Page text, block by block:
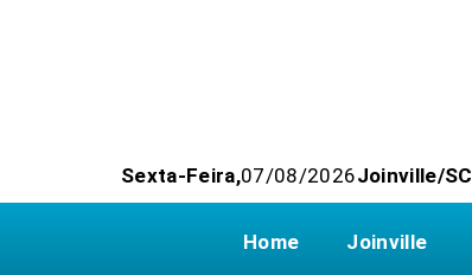
Sexta-Feira,07/08/2026Joinville/SC
Home Joinville